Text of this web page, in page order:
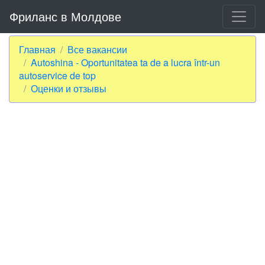
Фриланс в Молдове
Главная
Все вакансии
Autoshina - Oportunitatea ta de a lucra într-un
autoservice de top
Оценки и отзывы